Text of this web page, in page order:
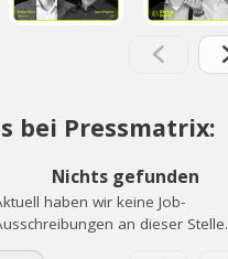
bei Pressmatrix:
Nichts gefunden
haben wir keine Job-
an dieser Stelle.